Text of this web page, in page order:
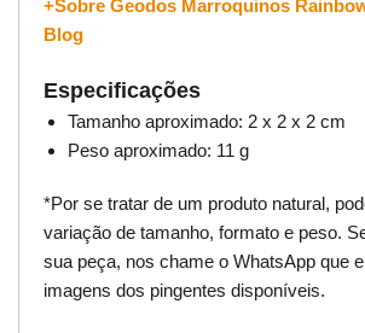
+Sobre Geodos Marroquinos
Blog
Especificações
Tamanho aproximado: 2 x 2 x 2 cm
Peso aproximado: 11 g
*Por se tratar de um produto natural,
variação de tamanho, formato e peso.
sua peça, nos chame o WhatsApp que
imagens dos pingentes disponíveis.